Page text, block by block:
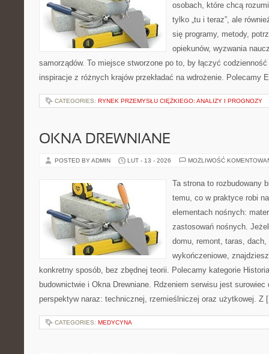
osobach, które chcą
tylko „tu i teraz”, ale
się programy, metody,
opiekunów, wyzwania
samorządów. To miejsce stworzone po to, by łączyć
inspiracje z różnych krajów przekładać na wdrożenie. Polecamy
CATEGORIES: RYNEK PRZEMYSŁU CIĘŻKIEGO: ANALIZY I PROGNOZY
OKNA DREWNIANE
POSTED BY ADMIN LUT - 13 - 2026 MOŻLIWOŚĆ
Ta strona to rozbudowany
temu, co w praktyce robi
elementach nośnych:
zastosowań nośnych.
domu, remont, taras,
wykończeniowe,
konkretny sposób, bez zbędnej teorii. Polecamy kategorie
budownictwie i Okna Drewniane. Rdzeniem serwisu jest
perspektyw naraz: technicznej, rzemieślniczej oraz użytkowej. Z
CATEGORIES: MEDYCYNA